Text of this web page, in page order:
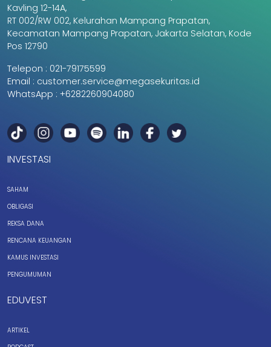
Kavling 12-14A,
RT 002/RW 002, Kelurahan Mampang Prapatan,
Kecamatan Mampang Prapatan, Jakarta Selatan, Kode
Pos 12790
Telepon : 021-79175599
Email : customer.service@megasekuritas.id
WhatsApp : +6282260904080
INVESTASI
SAHAM
OBLIGASI
REKSA DANA
RENCANA KEUANGAN
KAMUS INVESTASI
PENGUMUMAN
EDUVEST
ARTIKEL